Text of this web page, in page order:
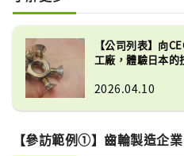
【公司列表】向
工廠，體驗日本的
2026.04.10
【參訪範例①】齒輪製造企業